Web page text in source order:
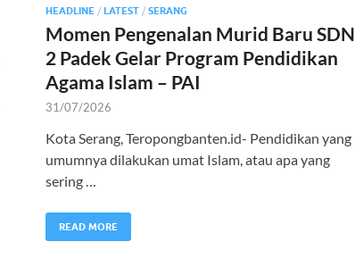
HEADLINE / LATEST / SERANG
Momen Pengenalan Murid Baru SDN
2 Padek Gelar Program Pendidikan
Agama Islam – PAI
31/07/2026
Kota Serang, Teropongbanten.id- Pendidikan yang
umumnya dilakukan umat Islam, atau apa yang
sering …
READ MORE